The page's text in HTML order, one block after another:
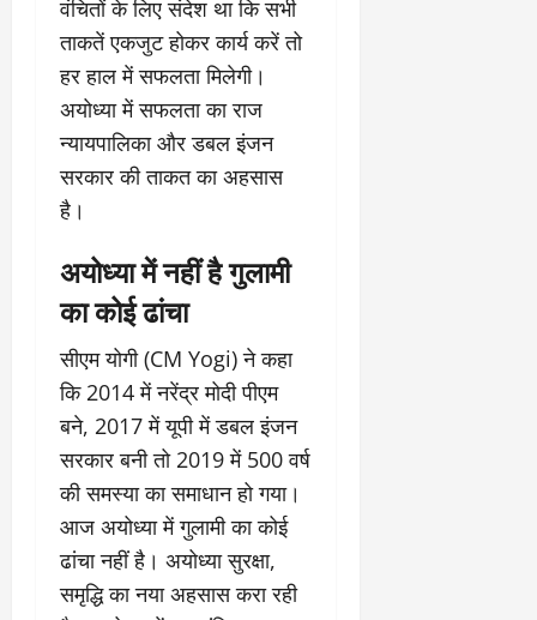
वंचितों के लिए संदेश था कि सभी
ताकतें एकजुट होकर कार्य करें तो
हर हाल में सफलता मिलेगी।
अयोध्या में सफलता का राज
न्यायपालिका और डबल इंजन
सरकार की ताकत का अहसास
है।
अयोध्या में नहीं है गुलामी
का कोई ढांचा
सीएम योगी (CM Yogi) ने कहा
कि 2014 में नरेंद्र मोदी पीएम
बने, 2017 में यूपी में डबल इंजन
सरकार बनी तो 2019 में 500 वर्ष
की समस्या का समाधान हो गया।
आज अयोध्या में गुलामी का कोई
ढांचा नहीं है। अयोध्या सुरक्षा,
समृद्धि का नया अहसास करा रही